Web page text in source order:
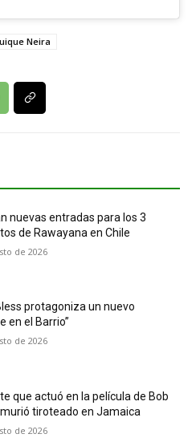
Neira
nuevas entradas para los 3
de Rawayana en Chile
de 2026
protagoniza un nuevo
en el Barrio”
de 2026
que actuó en la película de Bob
tiroteado en Jamaica
de 2026